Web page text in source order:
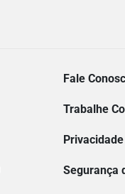
Fale
Trabalhe
Segurança